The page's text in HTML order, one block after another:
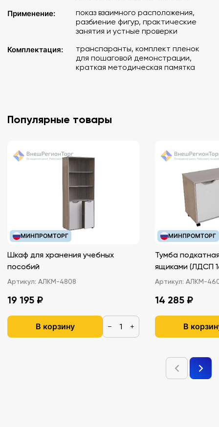
Применение:
показ взаимного расположения,
разбиение фигур, практические
занятия и устные проверки
Комплектация:
транспаранты, комплект пленок
для пошаговой демонстрации,
краткая методическая памятка
Популярные товары
МИНПРОМТОРГ
Шкаф для хранения учебных
пособий
Артикул: АЛКМ-4808
19 195 ₽
В корзину − +
МИНПРОМТОРГ
Тумба
ящиками
Артикул: АЛКМ-
14 285 ₽
В